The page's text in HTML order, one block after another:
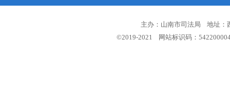
主办：山南市司法局 地址：
©2019-2021 网站标识码：